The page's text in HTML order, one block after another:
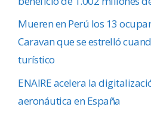
Mueren en Perú los 13
Caravan que se estrelló
turístico
ENAIRE acelera la
aeronáutica en España